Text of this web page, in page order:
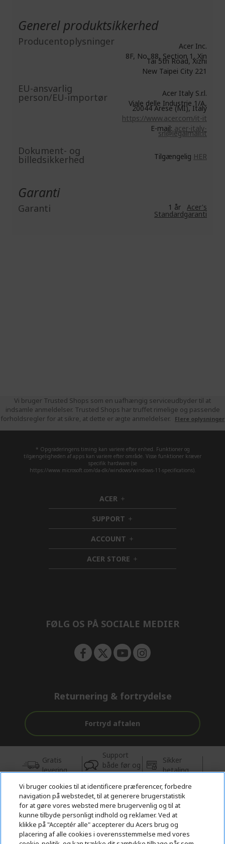
Generel produktsikkerhed
Producentoplysninger
Acer Inc.
8F, No. 88, Section 1, Xin
Tai 5th Road, Xizhi
New Taipei City 221
EU-ansvarlig
person/EU-importør
Acer Italy S.r.l.
Viale delle Industrie 1/A,
20044 Arese (MI), Italy
https://www.acer.com/it-it
E-mail:acer-italy-
srl@legalmail.it
Dokument- og
billedsikkerhed Tilgængelig HER
Garanti
Garanti 1 år Acer's
Standardgaranti
Vi bruger Trusted Shops som en uafhængig serviceudbyder til at
indsamle anmeldelser. Trusted Shops har truffet rimelige og passende
forholdsregler for at sikre, at dette er ægte anmeldelser.
Flere oplysninger
* Opgraderingens timing kan variere efter enhed. Funktioner og
tilgængeligheden af apps kan variere efter område. Visse funktioner kræver
specifik hardware (se
https://www.microsoft.com/da-dk/windows/windows-11-specifications).
ACER h
i
d
d
e
n
SUPPORT h
i
d
e
n
ACCOUNT h
i
d
d
ACER STORE h
i
FØLG OS PÅ SOCIALE MEDIER
Returnering & fortrydelse
Fortryd aftalen
Gratis
levering
Support
både før og
efter købet
Sikker
betaling
© 2026 Acer Inc.
CPYou BV er autoriseret forhandler og sælger af de produkter og
tjenester, der tilbydes i denne butik.
Vi bruger cookies til at identificere præferencer, forbedre
navigation på webstedet, til at generere brugerstatistik
for at gøre vores websted mere brugervenlig og til at
kunne tilbyde personligt indhold og reklamer. Ved at
klikke på "Acceptér alle" accepterer du Acers brug og
placering af alle cookies i overensstemmelse med vores